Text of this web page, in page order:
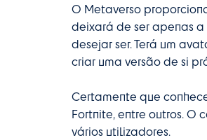
O Metaverso
deixará de ser apenas a
desejar ser. Terá um
criar uma versão de si
Certamente que
Fortnite, entre outros. O
vários utilizadores.